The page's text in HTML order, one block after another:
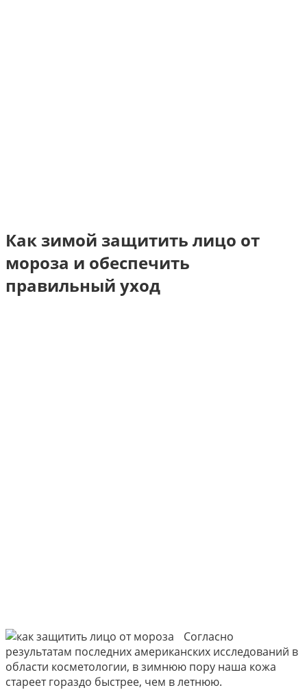
Как зимой защитить лицо от
мороза и обеспечить
правильный уход
Согласно
результатам последних американских исследований в
области косметологии, в зимнюю пору наша кожа
стареет гораздо быстрее, чем в летнюю.